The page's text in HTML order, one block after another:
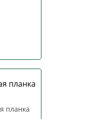
планка